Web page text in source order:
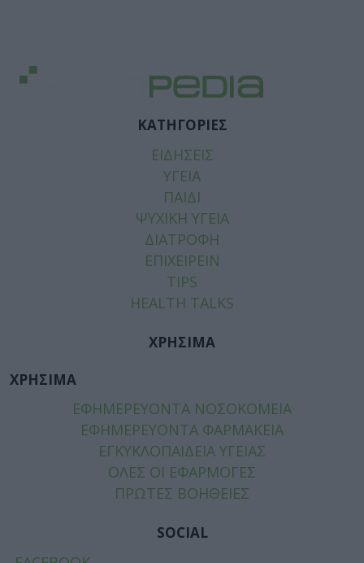
ΚΑΤΗΓΟΡΙΕΣ
ΕΙΔΗΣΕΙΣ
ΥΓΕΙΑ
ΠΑΙΔΙ
ΨΥΧΙΚΗ ΥΓΕΙΑ
ΔΙΑΤΡΟΦΗ
ΕΠΙΧΕΙΡΕΙΝ
TIPS
HEALTH TALKS
ΧΡΗΣΙΜΑ
ΧΡΗΣΙΜΑ
ΕΦΗΜΕΡΕΥΟΝΤΑ ΝΟΣΟΚΟΜΕΙΑ
ΕΦΗΜΕΡΕΥΟΝΤΑ ΦΑΡΜΑΚΕΙΑ
ΕΓΚΥΚΛΟΠΑΙΔΕΙΑ ΥΓΕΙΑΣ
ΟΛΕΣ ΟΙ ΕΦΑΡΜΟΓΕΣ
ΠΡΩΤΕΣ ΒΟΗΘΕΙΕΣ
SOCIAL